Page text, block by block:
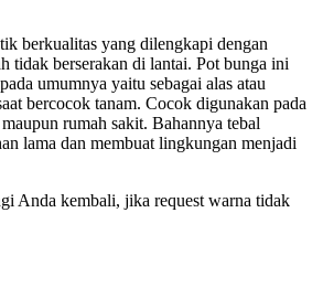
berkualitas yang dilengkapi dengan
tidak berserakan di lantai. Pot bunga ini
umumnya yaitu sebagai alas atau
bercocok tanam. Cocok digunakan pada
rumah sakit. Bahannya tebal
lama dan membuat lingkungan menjadi
Anda kembali, jika request warna tidak